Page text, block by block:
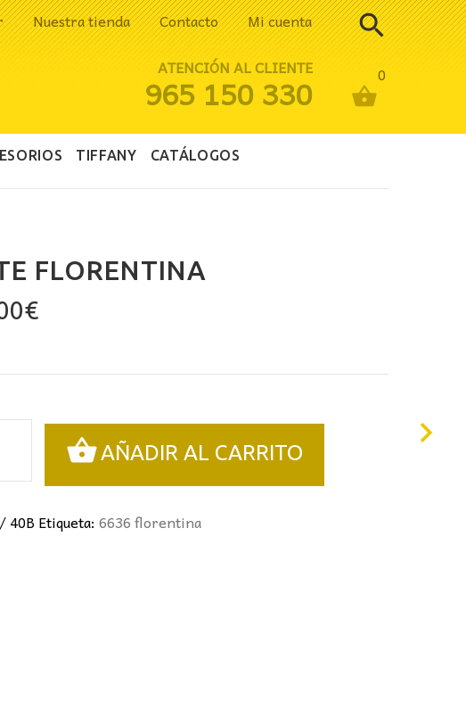
Nuestra tienda Contacto Mi cuenta
0
ATENCIÓN AL CLIENTE
965 150 330
TIFFANY CATÁLOGOS
FLORENTINA
€El
es:
AÑADIR AL CARRITO
40BEtiqueta: 6636 florentina